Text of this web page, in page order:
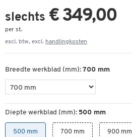
slechts € 349,00
per st.
excl. btw, excl. handlingkosten
Breedte werkblad (mm): 700 mm
Diepte werkblad (mm): 500 mm
500 mm 700 mm 900 mm